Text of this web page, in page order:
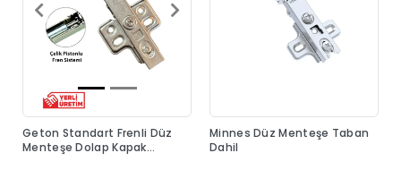
Geton Standart Frenli Düz
Menteşe Dolap Kapak
Minnes Düz Menteşe Taban
Dahil